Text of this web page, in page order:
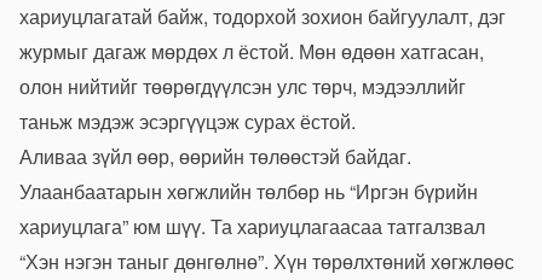
хариуцлагатай байж, тодорхой зохион байгуулалт, дэг
журмыг дагаж мөрдөх л ёстой. Мөн өдөөн хатгасан,
олон нийтийг төөрөгдүүлсэн улс төрч, мэдээллийг
таньж мэдэж эсэргүүцэж сурах ёстой.
Аливаа зүйл өөр, өөрийн төлөөстэй байдаг.
Улаанбаатарын хөгжлийн төлбөр нь “Иргэн бүрийн
хариуцлага” юм шүү. Та хариуцлагаасаа татгалзвал
“Хэн нэгэн таныг дөнгөлнө”. Хүн төрөлхтөний хөгжлөөс